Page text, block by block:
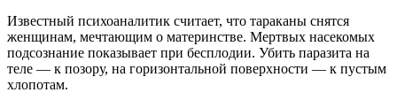
Известный психоаналитик считает, что тараканы снятся
женщинам, мечтающим о материнстве. Мертвых насекомых
подсознание показывает при бесплодии. Убить паразита на
теле — к позору, на горизонтальной поверхности — к пустым
хлопотам.